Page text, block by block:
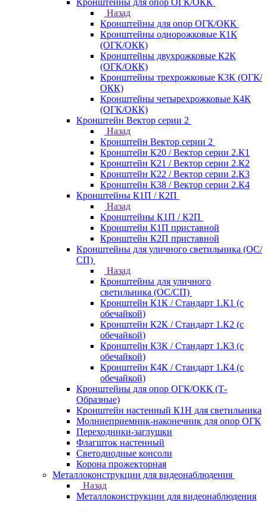
Кронштейны для опор ОГК/ОКК
Назад
Кронштейны для опор ОГК/ОКК
Кронштейны однорожковые К1К
(ОГК/ОКК)
Кронштейны двухрожковые К2К
(ОГК/ОКК)
Кронштейны трехрожковые К3К (ОГК/
ОКК)
Кронштейны четырехрожковые К4К
(ОГК/ОКК)
Кронштейн Вектор серии 2
Назад
Кронштейн Вектор серии 2
Кронштейн К20 / Вектор серии 2.К1
Кронштейн К21 / Вектор серии 2.К2
Кронштейн К22 / Вектор серии 2.К3
Кронштейн К38 / Вектор серии 2.К4
Кронштейны К1П / К2П
Назад
Кронштейны К1П / К2П
Кронштейн К1П приставной
Кронштейн К2П приставной
Кронштейны для уличного светильника (ОС/
СП)
Назад
Кронштейны для уличного
светильника (ОС/СП)
Кронштейн К1К / Стандарт 1.К1 (с
обечайкой)
Кронштейн К2К / Стандарт 1.К2 (с
обечайкой)
Кронштейн К3К / Стандарт 1.К3 (с
обечайкой)
Кронштейн К4К / Стандарт 1.К4 (с
обечайкой)
Кронштейны для опор ОГК/ОКК (Т-
Образные)
Кронштейн настенный К1Н для светильника
Молниеприемник-наконечник для опор ОГК
Переходники-заглушки
Флагшток настенный
Светодиодные консоли
Корона прожекторная
Металлоконструкции для видеонаблюдения
Назад
Металлоконструкции для видеонаблюдения